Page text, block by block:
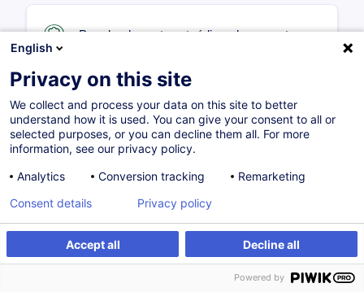
Prendre des notes et rédiger des comptes-
FR
260,00EUR
14.10.2026 7H
ISO 19011 - Auditer : Système de
English
Privacy on this site
We collect and process your data on this site to better
understand how it is used. You can give your consent to all or
selected purposes, or you can decline them all. For more
information, see our privacy policy.
Analytics
Conversion tracking Remarketing
Accept all Decline all
Consent details Privacy policy
Powered by